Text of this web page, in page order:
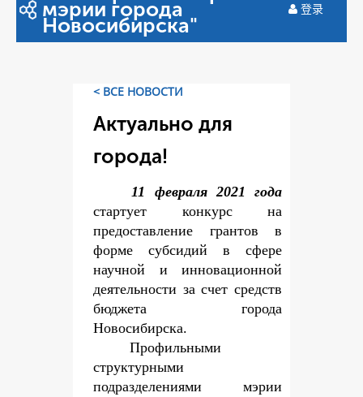
мэрии города
Новосибирска"
登录
< ВСЕ НОВОСТИ
Актуально для
города!
11 февраля 2021 года
стартует конкурс на
предоставление грантов в
форме субсидий в сфере
научной и инновационной
деятельности за счет средств
бюджета города
Новосибирска.
Профильными
структурными
подразделениями мэрии